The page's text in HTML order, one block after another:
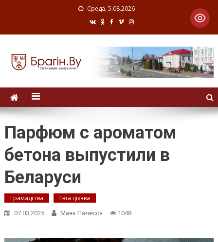
Среда, 5.08.2026
Парфюм с ароматом
бетона выпустили в
Беларуси
Грамадства Гэта цікава
07.03.2025 Маяк Палесся 1048